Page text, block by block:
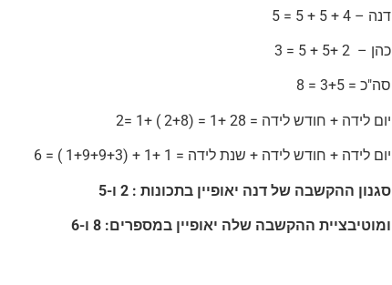
דנה – 4 + 5 + 5 = 5
כהן – 2 +5 + 5 = 3
סה"כ = 3+5 = 8
יום לידה + חודש לידה = 28 +1 = (2+8 ) +1 =2
יום לידה + חודש לידה + שנת לידה = 1 +1 + (1+9+9+3 ) = 6
סגנון ההקשבה של דנה יאופיין בתכונות : 2 ו-5
ומוטיבציית ההקשבה שלה יאופיין במספרים: 8 ו-6